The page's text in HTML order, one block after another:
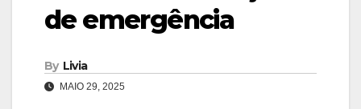
de emergência
By Livia
MAIO 29, 2025